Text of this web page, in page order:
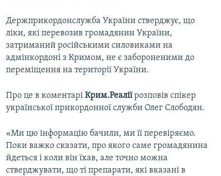
Усі сайти RFE/RL
Держприкордонслужба України стверджує, що
ліки, які перевозив громадянин України,
затриманий російськими силовиками на
адмінкордоні з Кримом, не є забороненими до
переміщення на території України.
Про це в коментарі Крим.Реаліїрозповів спікер
української прикордонної служби Олег Слободян.
«Ми цю інформацію бачили, ми її перевіряємо.
Поки важко сказати, про якого саме громадянина
йдеться і коли він їхав, але точно можна
стверджувати, що ті препарати, які вказані в